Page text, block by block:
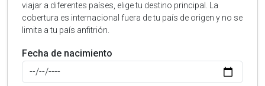
viajar a diferentes países, elige tu destino principal. La
cobertura es internacional fuera de tu país de origen y no se
limita a tu país anfitrión.
Fecha de nacimiento